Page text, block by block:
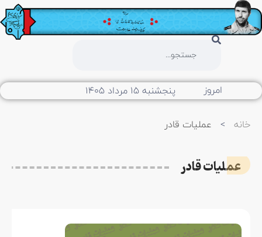
امروز پنجشنبه ۱۵ مرداد ۱۴۰۵
خانه > عملیات قادر
عملیات قادر